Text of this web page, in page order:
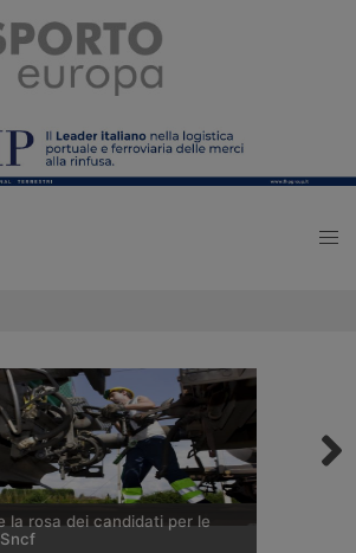
la rosa dei candidati per le